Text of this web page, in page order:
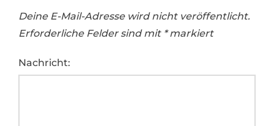
Deine E-Mail-Adresse wird nicht veröffentlicht.
Erforderliche Felder sind mit *markiert
Nachricht: